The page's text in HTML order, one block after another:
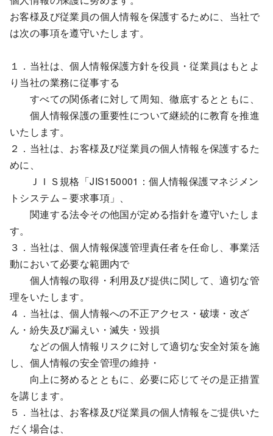
お客様及び従業員の個人情報を保護するために、当社で
は次の事項を遵守いたします。
１．当社は、個人情報保護方針を役員・従業員はもとよ
り当社の業務に従事する
すべての関係者に対して周知、徹底するとともに、
個人情報保護の重要性について継続的に教育を推進
いたします。
２．当社は、お客様及び従業員の個人情報を保護するた
めに、
ＪＩＳ規格「JIS150001：個人情報保護マネジメン
トシステム－要求事項」、
関連する法令その他国が定める指針を遵守いたしま
す。
３．当社は、個人情報保護管理責任者を任命し、事業活
動において必要な範囲内で
個人情報の取得・利用及び提供に関して、適切な管
理をいたします。
４．当社は、個人情報への不正アクセス・破壊・改ざ
ん・紛失及び漏えい・滅失・毀損
などの個人情報リスクに対して適切な安全対策を施
し、個人情報の安全管理の維持・
向上に努めるとともに、必要に応じてその是正措置
を講じます。
５．当社は、お客様及び従業員の個人情報をご提供いた
だく場合は、